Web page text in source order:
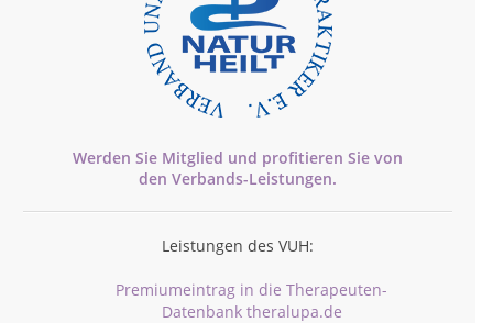
Werden Sie Mitglied und profitieren Sie von
den Verbands-Leistungen.
Leistungen des VUH:
Premiumeintrag in die Therapeuten-
Datenbank theralupa.de